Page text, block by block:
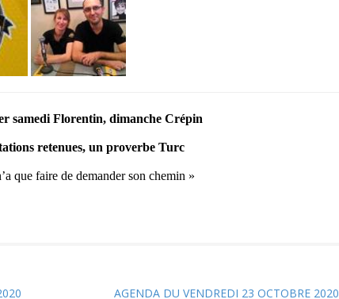
samedi Florentin, dimanche Crépin
retenues, un proverbe Turc
que faire de demander son chemin »
AGENDA DU VENDREDI 23 OCTOBRE 2020